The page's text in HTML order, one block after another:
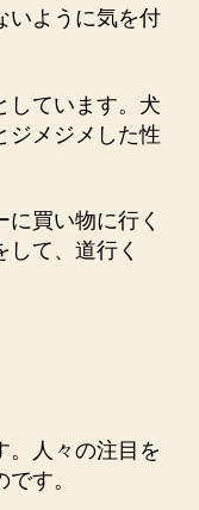
いように気を付
しています。犬
ジメジメした性
買い物に行く
て、道行く
。人々の注目を
す。